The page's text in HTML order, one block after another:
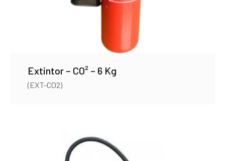
Extintor – CO² – 6 Kg
(EXT-CO2)